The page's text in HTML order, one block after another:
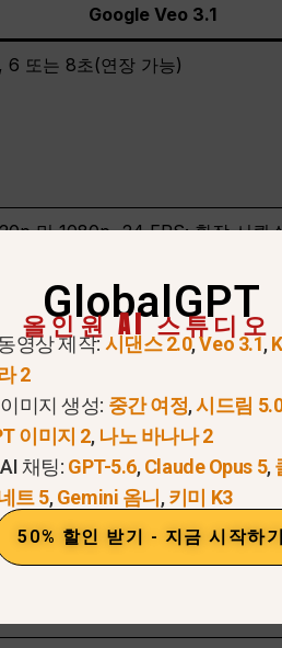
Google Veo 3.1
6 또는 8초(연장 가능)
및 1080p, 24 FPS; 확장 시퀀
든 모드에 기본 오디오(대화, 분위
가 내장되어 있습니다.
대 3개의 레퍼런스 이미지, 첫 번째/
프레임 브리징, 프레임 간 동일성
위한 비디오 확장을 지원합니다.
GlobalGPT
올인원 AI 스튜디오
영상 제작:시댄스 2.0,Veo 3.1,
2
미지 생성: 중간 여정,시드림
이미지 2, 나노 바나나 2
채팅: GPT-5.6,Claude Opus 5,
트 5,Gemini 옴니,키미 K3
50% 할인 받기 - 지금 시작하기